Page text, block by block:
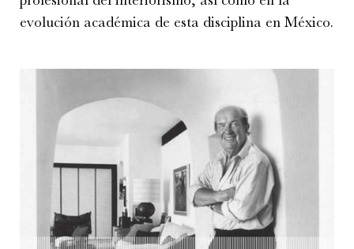
evolución académica de esta disciplina en México.